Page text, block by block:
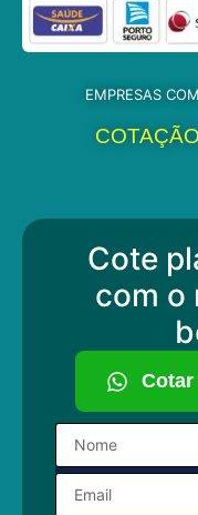
EMPRESAS
Cote
com o
Cotar